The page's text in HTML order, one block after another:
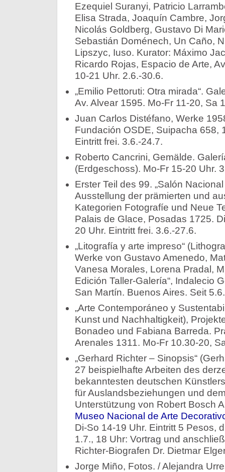
Ezequiel Suranyi, Patricio
Elisa Strada, Joaquín Cambre,
Nicolás Goldberg, Gustavo Di
Sebastián Doménech, Un Caño,
Lipszyc, Iuso. Kurator: Máximo
Ricardo Rojas, Espacio de Arte,
10-21 Uhr. 2.6.-30.6.
„Emilio Pettoruti: Otra mirada“.
Av. Alvear 1595. Mo-Fr 11-20, Sa
Juan Carlos Distéfano, Werke
Fundación OSDE, Suipacha 658,
Eintritt frei. 3.6.-24.7.
Roberto Cancrini, Gemälde.
(Erdgeschoss). Mo-Fr 15-20 Uhr.
Erster Teil des 99. „Salón
Ausstellung der prämierten und
Kategorien Fotografíe und Neue
Palais de Glace, Posadas 1725.
20 Uhr. Eintritt frei. 3.6.-27.6.
„Litografía y arte impreso“
Werke von Gustavo Amenedo,
Vanesa Morales, Lorena Pradal,
Edición Taller-Galería“, Indalecio
San Martín. Buenos Aires. Seit 5.6.
„Arte Contemporáneo y
Kunst und Nachhaltigkeit),
Bonadeo und Fabiana Barreda.
Arenales 1311. Mo-Fr 10.30-20,
„Gerhard Richter – Sinopsis“
27 beispielhafte Arbeiten des
bekanntesten deutschen
für Auslandsbeziehungen und
Unterstützung von Robert Bosch
Museo Nacional de Arte
Di-So 14-19 Uhr. Eintritt 5 Pesos,
1.7., 18 Uhr: Vortrag und
Richter-Biografen Dr. Dietmar
Jorge Miño, Fotos. / Alejandra